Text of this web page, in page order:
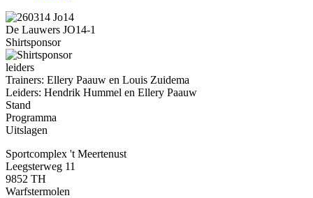
De Lauwers JO14-1
Shirtsponsor
leiders
Trainers: Ellery Paauw en Louis Zuidema
Leiders: Hendrik Hummel en Ellery Paauw
Stand
Programma
Uitslagen
Sportcomplex 't Meertenust
Leegsterweg 11
9852 TH
Warfstermolen